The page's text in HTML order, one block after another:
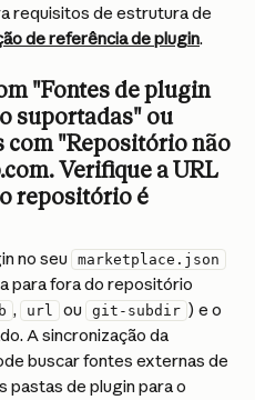
requisitos de estrutura de
de referência de plugin.
"Fontes de plugin
suportadas" ou
"Repositório não
Verifique a URL
repositório é
no seu marketplace.json
para fora do repositório
, url ou git-subdir ) e o
A sincronização da
buscar fontes externas de
pastas de plugin para o